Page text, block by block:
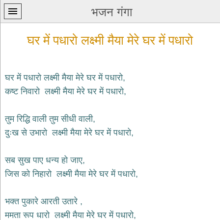
भजन गंगा
प्रथम
home
कृष्ण
bhajans
शिव
bhajans
हनुमान
घर में पधारो लक्ष्मी मैया मेरे घर में पधारो
घर में पधारो लक्ष्मी मैया मेरे घर में पधारो,
कष्ट निवारो लक्ष्मी मैया मेरे घर में पधारो,
तुम रिद्धि वाली तुम सीधी वाली,
दुःख से उभारो लक्ष्मी मैया मेरे घर में पधारो,
सब सुख पाए धन्य हो जाए,
जिस को निहारो लक्ष्मी मैया मेरे घर में पधारो,
भक्त पुकारे आरती उतारे ,
ममता रूप धारो लक्ष्मी मैया मेरे घर में पधारो,